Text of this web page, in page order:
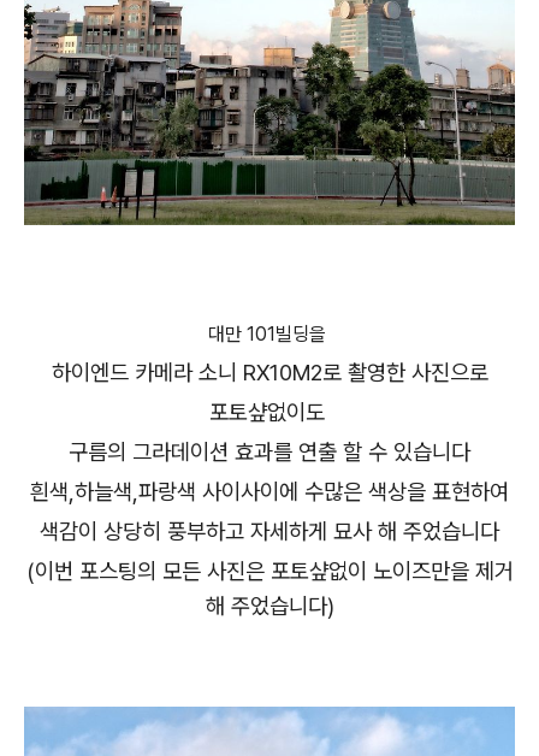
대만 101빌딩을
하이엔드 카메라 소니 RX10M2로 촬영한 사진으로
포토샾없이도
구름의 그라데이션 효과를 연출 할 수 있습니다
흰색,하늘색,파랑색 사이사이에 수많은 색상을 표현하여
색감이 상당히 풍부하고 자세하게 묘사 해 주었습니다
(이번 포스팅의 모든 사진은 포토샾없이 노이즈만을 제거
해 주었습니다)